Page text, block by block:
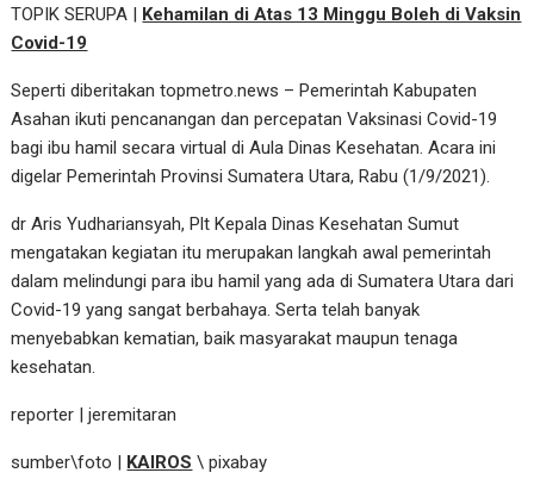
TOPIK SERUPA | Kehamilan di Atas 13 Minggu Boleh di Vaksin
Covid-19
Seperti diberitakan topmetro.news – Pemerintah Kabupaten
Asahan ikuti pencanangan dan percepatan Vaksinasi Covid-19
bagi ibu hamil secara virtual di Aula Dinas Kesehatan. Acara ini
digelar Pemerintah Provinsi Sumatera Utara, Rabu (1/9/2021).
dr Aris Yudhariansyah, Plt Kepala Dinas Kesehatan Sumut
mengatakan kegiatan itu merupakan langkah awal pemerintah
dalam melindungi para ibu hamil yang ada di Sumatera Utara dari
Covid-19 yang sangat berbahaya. Serta telah banyak
menyebabkan kematian, baik masyarakat maupun tenaga
kesehatan.
reporter | jeremitaran
sumber\foto | KAIROS \ pixabay